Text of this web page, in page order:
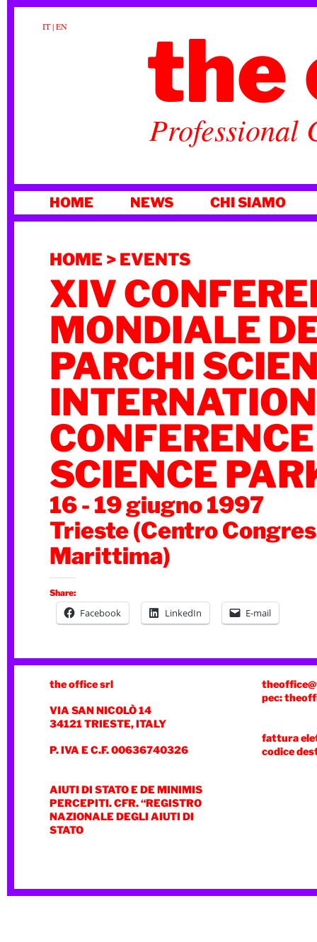
IT|EN the
Professional
AL
HOME NEWS CHI SIAMO
HOME > EVENTS
XIV
MONDIALE
PARCHI
SCIENCE
16 - 19 giugno 1997
Trieste (Centro
Marittima)
Share:
Facebook LinkedIn E-mail
the office srl
VIA SAN NICOLÒ 14
34121 TRIESTE, ITALY
P. IVA E C.F. 00636740326
AIUTI DI STATO E DE MINIMIS
PERCEPITI. CFR. “REGISTRO
NAZIONALE DEGLI AIUTI DI
STATO
pec:
fattura
codice